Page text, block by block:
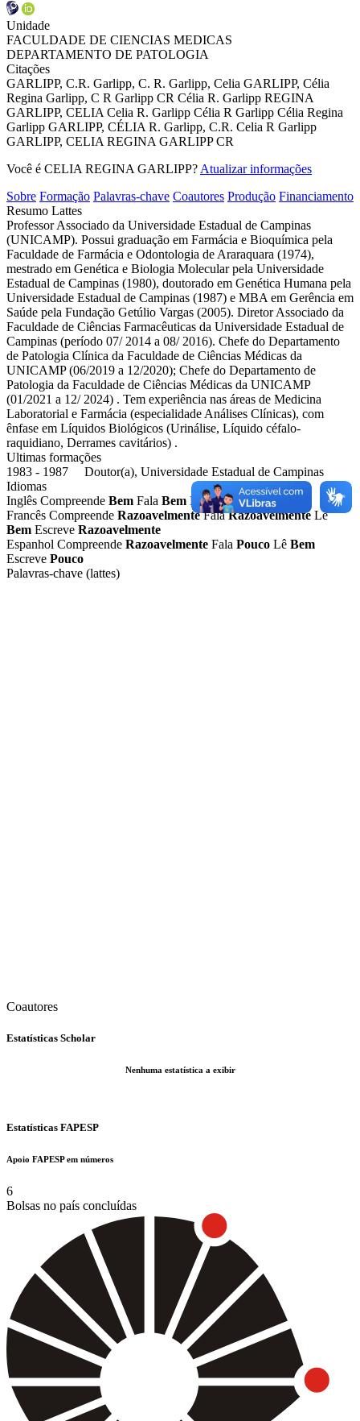
Unidade
FACULDADE DE CIENCIAS MEDICAS
DEPARTAMENTO DE PATOLOGIA
Citações
GARLIPP, C.R. Garlipp, C. R. Garlipp, Celia GARLIPP, Célia
Regina Garlipp, C R Garlipp CR Célia R. Garlipp REGINA
GARLIPP, CELIA Celia R. Garlipp Célia R Garlipp Célia Regina
Garlipp GARLIPP, CÉLIA R. Garlipp, C.R. Celia R Garlipp
GARLIPP, CELIA REGINA GARLIPP CR
Você é CELIA REGINA GARLIPP? Atualizar informações
Sobre Formação Palavras-chave Coautores Produção Financiamento
Resumo Lattes
Professor Associado da Universidade Estadual de Campinas
(UNICAMP). Possui graduação em Farmácia e Bioquímica pela
Faculdade de Farmácia e Odontologia de Araraquara (1974),
mestrado em Genética e Biologia Molecular pela Universidade
Estadual de Campinas (1980), doutorado em Genética Humana pela
Universidade Estadual de Campinas (1987) e MBA em Gerência em
Saúde pela Fundação Getúlio Vargas (2005). Diretor Associado da
Faculdade de Ciências Farmacêuticas da Universidade Estadual de
Campinas (período 07/ 2014 a 08/ 2016). Chefe do Departamento
de Patologia Clínica da Faculdade de Ciências Médicas da
UNICAMP (06/2019 a 12/2020); Chefe do Departamento de
Patologia da Faculdade de Ciências Médicas da UNICAMP
(01/2021 a 12/ 2024) . Tem experiência nas áreas de Medicina
Laboratorial e Farmácia (especialidade Análises Clínicas), com
ênfase em Líquidos Biológicos (Urinálise, Líquido céfalo-
raquidiano, Derrames cavitários) .
Ultimas formações
1983 - 1987 Doutor(a), Universidade Estadual de Campinas
Idiomas
Inglês Compreende Bem Fala Bem LêBem Escreve
Francês Compreende Razoavelmente FalaRazoavelmente Lê
Bem Escreve Razoavelmente
Espanhol Compreende Razoavelmente Fala Pouco Lê Bem
Escreve Pouco
Palavras-chave (lattes)
Coautores
Estatísticas Scholar
Nenhuma estatística a exibir
Estatísticas FAPESP
Apoio FAPESP em números
6
Bolsas no país concluídas